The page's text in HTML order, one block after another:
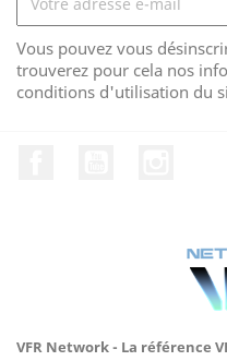
Vous pouvez vous
trouverez pour cela nos
conditions d'utilisation du
VFR Network - La référence